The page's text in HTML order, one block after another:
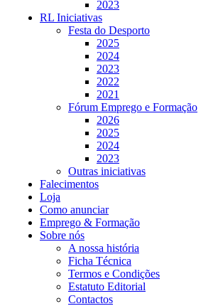
2023
RL Iniciativas
Festa do Desporto
2025
2024
2023
2022
2021
Fórum Emprego e Formação
2026
2025
2024
2023
Outras iniciativas
Falecimentos
Loja
Como anunciar
Emprego & Formação
Sobre nós
A nossa história
Ficha Técnica
Termos e Condições
Estatuto Editorial
Contactos